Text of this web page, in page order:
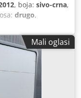
, boja: sivo-crna,
drugo,
Mali oglasi